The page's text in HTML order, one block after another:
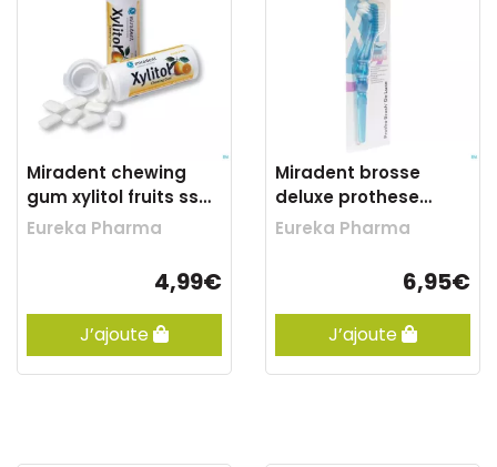
Miradent chewing
gum xylitol fruits ss
30
Eureka Pharma
4,99€
J’ajoute
Miradent brosse
deluxe prothese
dentaire bleu
Eureka Pharma
6,95€
J’ajoute